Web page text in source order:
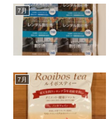
7月
7月